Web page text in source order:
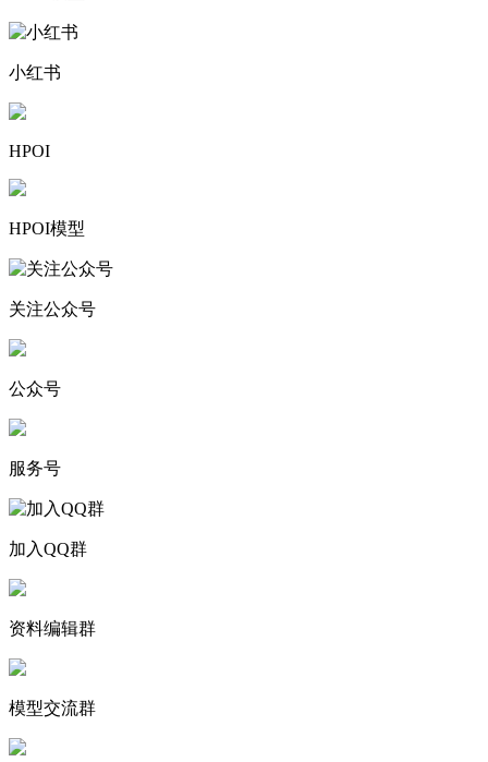
小红书
HPOI
HPOI模型
关注公众号
公众号
服务号
加入QQ群
资料编辑群
模型交流群